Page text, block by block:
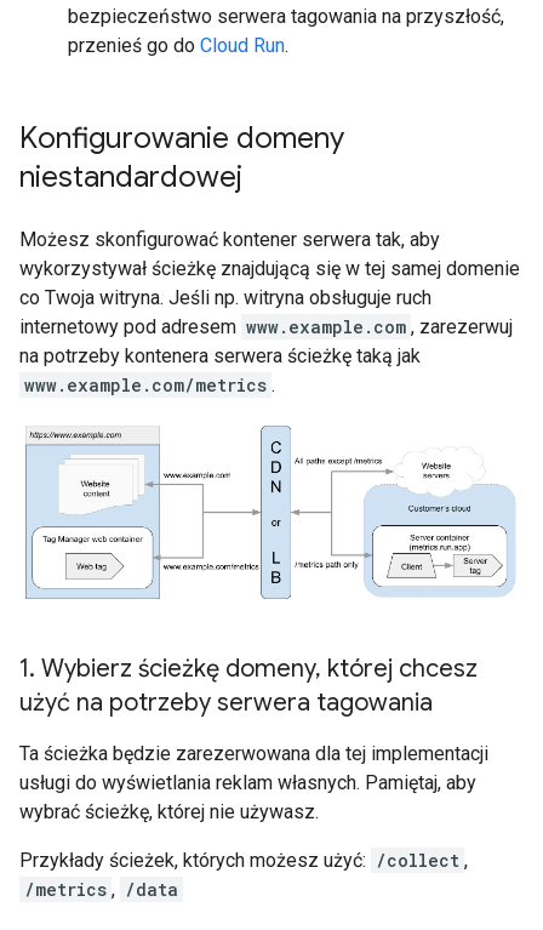
bezpieczeństwo serwera tagowania na przyszłość,
przenieś go do Cloud Run.
Konfigurowanie domeny
niestandardowej
Możesz skonfigurować kontener serwera tak, aby
wykorzystywał ścieżkę znajdującą się w tej samej domenie
co Twoja witryna. Jeśli np. witryna obsługuje ruch
internetowy pod adresem www.example.com , zarezerwuj
na potrzeby kontenera serwera ścieżkę taką jak
www.example.com/metrics .
1. Wybierz ścieżkę domeny, której chcesz
użyć na potrzeby serwera tagowania
Ta ścieżka będzie zarezerwowana dla tej implementacji
usługi do wyświetlania reklam własnych. Pamiętaj, aby
wybrać ścieżkę, której nie używasz.
Przykłady ścieżek, których możesz użyć: /collect ,
/metrics , /data